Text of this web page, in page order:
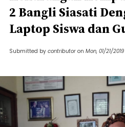
2 Bangli Siasati
Laptop Siswa dan
Submitted by contributor on Mon, 01/21/